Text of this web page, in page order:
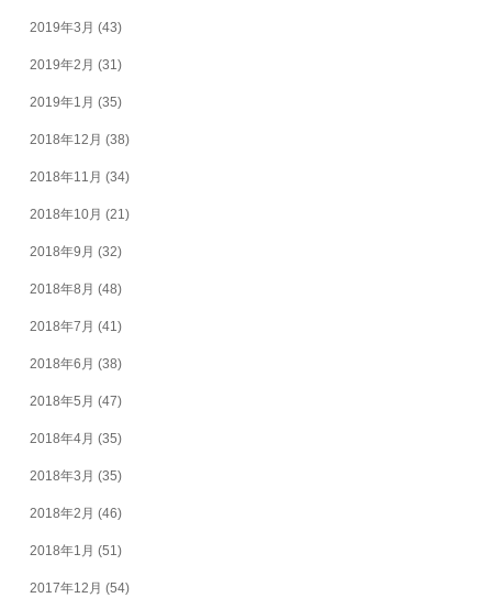
2019年3月 (43)
2019年2月 (31)
2019年1月 (35)
2018年12月 (38)
2018年11月 (34)
2018年10月 (21)
2018年9月 (32)
2018年8月 (48)
2018年7月 (41)
2018年6月 (38)
2018年5月 (47)
2018年4月 (35)
2018年3月 (35)
2018年2月 (46)
2018年1月 (51)
2017年12月 (54)